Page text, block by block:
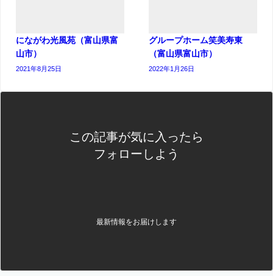
にながわ光風苑（富山県富
山市）
2021年8月25日
グループホーム笑美寿東
（富山県富山市）
2022年1月26日
この記事が気に入ったら
フォローしよう
最新情報をお届けします